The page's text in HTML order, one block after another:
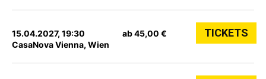
15.04.2027, 19:30
CasaNova Vienna, Wien
ab 45,00 € TICKETS